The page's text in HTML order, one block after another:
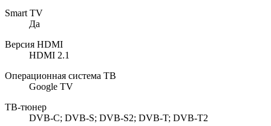
Smart TV
Да
Версия HDMI
HDMI 2.1
Операционная система ТВ
Google TV
ТВ-тюнер
DVB-C; DVB-S; DVB-S2; DVB-T; DVB-T2